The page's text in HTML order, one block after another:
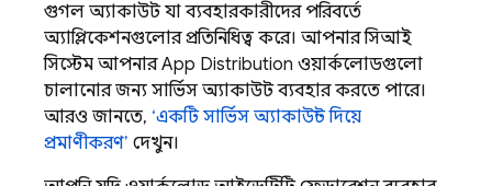
গুগল অ্যাকাউন্ট যা ব্যবহারকারীদের পরিবর্তে
অ্যাপ্লিকেশনগুলোর প্রতিনিধিত্ব করে। আপনার সিআই
সিস্টেম আপনারApp Distribution ওয়ার্কলোডগুলো
চালানোর জন্য সার্ভিস অ্যাকাউন্ট ব্যবহার করতে পারে।
আরও জানতে, ‘একটি সার্ভিস অ্যাকাউন্ট দিয়ে
প্রমাণীকরণ’ দেখুন।